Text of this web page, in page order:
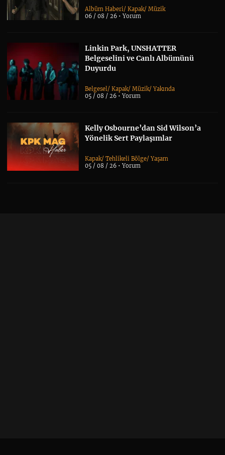
Albüm Haberi/Kapak/Müzik
06 / 08 / 26 •Yorum
Linkin Park, UNSHATTER
Belgeselini ve Canlı Albümünü
Duyurdu
Belgesel/Kapak/Müzik/Yakında
05 / 08 / 26 •Yorum
Kelly Osbourne’dan Sid Wilson’a
Yönelik Sert Paylaşımlar
Kapak/Tehlikeli Bölge/Yaşam
05 / 08 / 26 •Yorum